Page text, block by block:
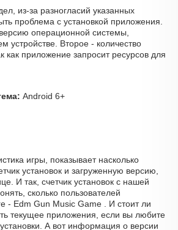
из-за разногласий указанных
проблема с установкой приложения.
операционной системы,
устройстве. Второе - количество
как приложение запросит ресурсов для
Android 6+
игры, показывает насколько
установок и загруженную версию,
И так, счетчик установок с нашей
сколько пользователей
- Edm Gun Music Game . И стоит ли
текущее приложения, если вы любите
А вот информация о версии